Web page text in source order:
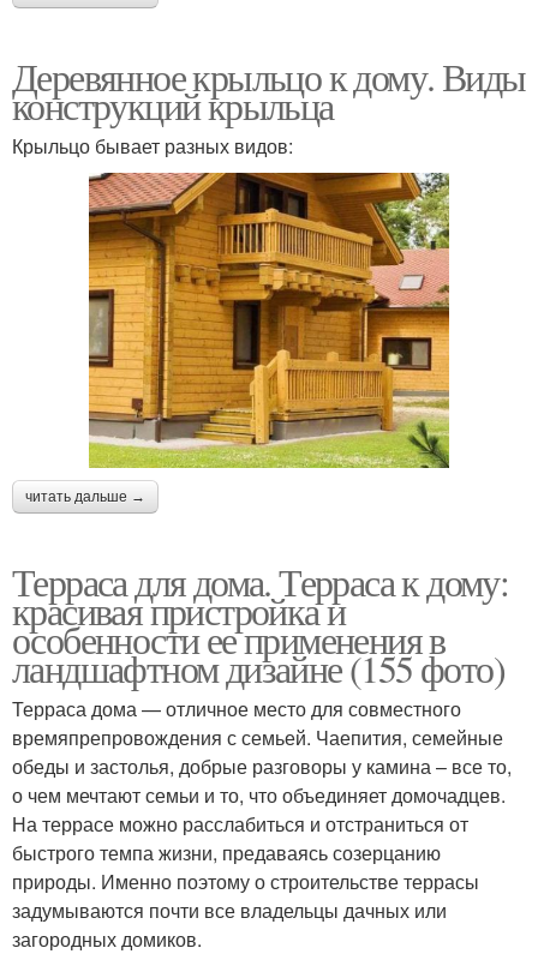
Деревянное крыльцо к дому. Виды
конструкций крыльца
Крыльцо бывает разных видов:
читать дальше →
Терраса для дома. Терраса к дому:
красивая пристройка и
особенности ее применения в
ландшафтном дизайне (155 фото)
Терраса дома — отличное место для совместного
времяпрепровождения с семьей. Чаепития, семейные
обеды и застолья, добрые разговоры у камина – все то,
о чем мечтают семьи и то, что объединяет домочадцев.
На террасе можно расслабиться и отстраниться от
быстрого темпа жизни, предаваясь созерцанию
природы. Именно поэтому о строительстве террасы
задумываются почти все владельцы дачных или
загородных домиков.